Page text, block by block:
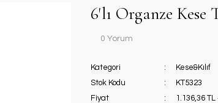
6'lı Organze Kese
0 Yorum
Kategori
Kese&Kılıf
Stok Kodu
KT5323
Fiyat
1.136,36 TL